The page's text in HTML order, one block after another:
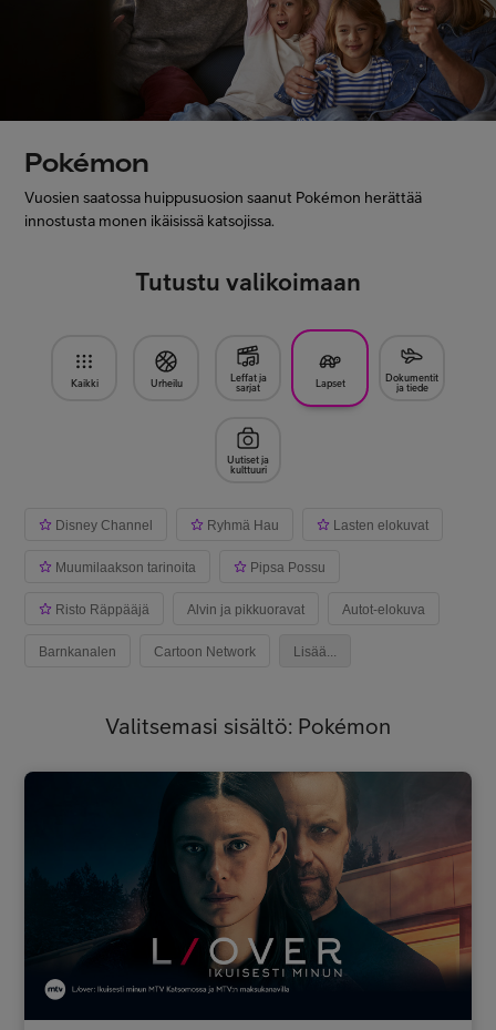
Asiakastuki
Pokémon
Vuosien saatossa huippusuosion saanut Pokémon herättää
innostusta monen ikäisissä katsojissa.
Tutustu valikoimaan
Kaikki Urheilu
Leffat ja
sarjat
Lapset
Dokumentit
ja tiede
Uutiset ja
kulttuuri
Disney Channel Ryhmä Hau Lasten elokuvat
Muumilaakson tarinoita Pipsa Possu
Risto Räppääjä Alvin ja pikkuoravat Autot-elokuva
Barnkanalen Cartoon Network Lisää...
Valitsemasi sisältö: Pokémon